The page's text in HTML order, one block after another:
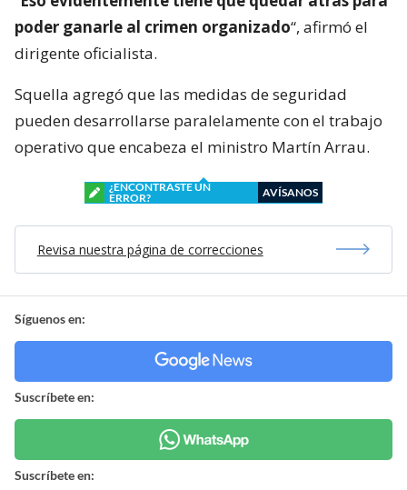
poder ganarle al crimen organizado“, afirmó el
dirigente oficialista.
Squella agregó que las medidas de seguridad
pueden desarrollarse paralelamente con el trabajo
operativo que encabeza el ministro Martín Arrau.
¿ENCONTRASTE UN
ERROR?
AVÍSANOS
Revisa nuestra página de correcciones
Síguenos en:
Suscríbete en:
Suscríbete en: